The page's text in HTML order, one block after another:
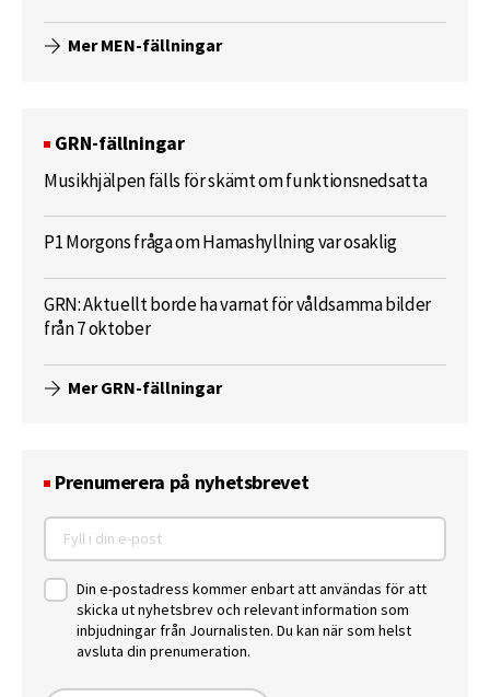
Mer MEN-fällningar
GRN-fällningar
Musikhjälpen fälls för skämt om funktionsnedsatta
P1 Morgons fråga om Hamashyllning var osaklig
GRN: Aktuellt borde ha varnat för våldsamma bilder
från 7 oktober
Mer GRN-fällningar
Prenumerera på nyhetsbrevet
Din e-postadress kommer enbart att användas för att
skicka ut nyhetsbrev och relevant information som
inbjudningar från Journalisten. Du kan när som helst
avsluta din prenumeration.